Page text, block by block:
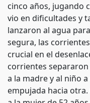
cinco años, jugando
vio en dificultades y
lanzaron al agua
segura, las
crucial en el
corrientes
a la madre y al niño
empujada hacia